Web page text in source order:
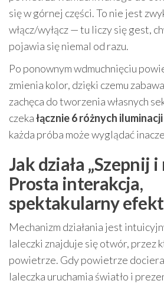
się w górnej części. To nie jest
włącz/wyłącz — tu liczy się gest,
pojawia się niemal od razu.
Po ponownym wdmuchnięciu
zmienia kolor, dzięki czemu
zachęca do tworzenia własnych
czekałącznie 6 różnych
każda próba może wyglądać
Jak działa „Szepnij
Prosta interakcja,
spektakularny efekt
Mechanizm działania jest
laleczki znajduje się otwór, przez
powietrze. Gdy powietrze
laleczka uruchamia światło i